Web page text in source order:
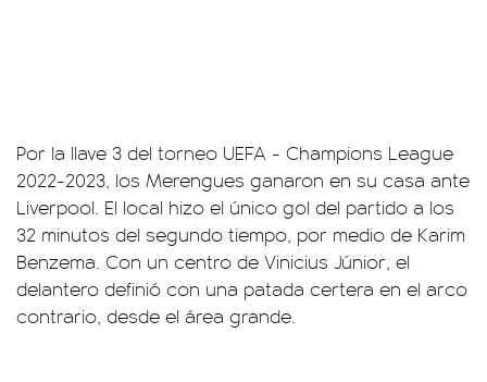
Por la llave 3 del torneo UEFA - Champions League
2022-2023, los Merengues ganaron en su casa ante
Liverpool. El local hizo el único gol del partido a los
32 minutos del segundo tiempo, por medio de Karim
Benzema. Con un centro de Vinicius Júnior, el
delantero definió con una patada certera en el arco
contrario, desde el área grande.